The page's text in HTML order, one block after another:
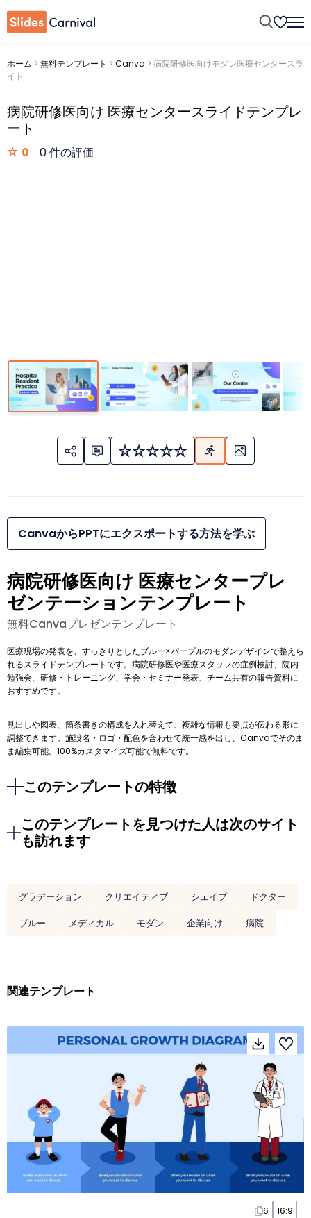
ホーム > 無料テンプレート > Canva > 病院研修医向けモダン医療センタースラ
イド
病院研修医向け 医療センタースライドテンプレ
ート
0 0 件の評価
CanvaからPPTにエクスポートする方法を学ぶ
病院研修医向け 医療センタープレ
ゼンテーションテンプレート
無料Canvaプレゼンテンプレート
医療現場の発表を、すっきりとしたブルー×パープルのモダンデザインで整えら
れるスライドテンプレートです。病院研修医や医療スタッフの症例検討、院内
勉強会、研修・トレーニング、学会・セミナー発表、チーム共有の報告資料に
おすすめです。
見出しや図表、箇条書きの構成を入れ替えて、複雑な情報も要点が伝わる形に
調整できます。施設名・ロゴ・配色を合わせて統一感を出し、Canvaでそのま
ま編集可能。100%カスタマイズ可能で無料です。
このテンプレートの特徴
このテンプレートを見つけた人は次のサイト
も訪れます
グラデーション クリエイティブ シェイプ
ドクター
ブルー
メディカル モダン 企業向け 病院
関連テンプレート
6 16:9